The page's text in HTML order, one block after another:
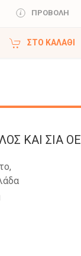
ΠΡΟΒΟΛΗ
ΣΤΟ ΚΑΛΆΘΙ
KAI ΣΙΑ OE